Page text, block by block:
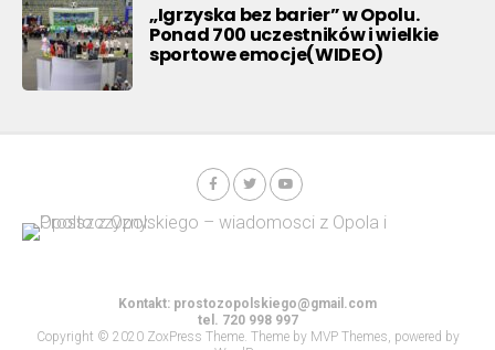
„Igrzyska bez barier” w Opolu.
Ponad 700 uczestników i wielkie
sportowe emocje(WIDEO)
Kontakt: prostozopolskiego@gmail.com
tel. 720 998 997
Copyright © 2020 ZoxPress Theme. Theme by MVP Themes, powered by